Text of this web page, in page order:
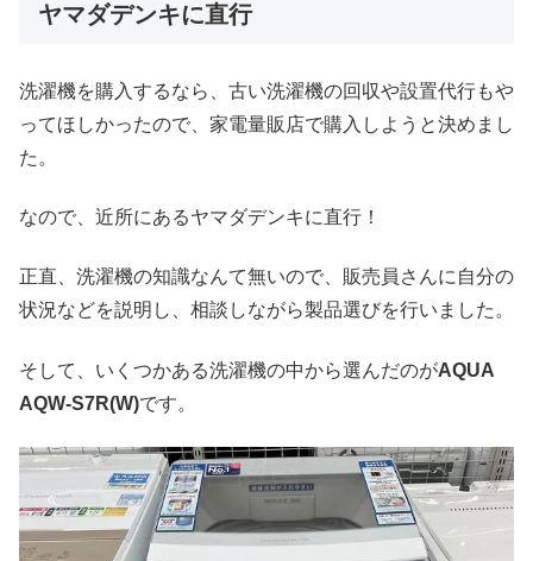
ヤマダデンキに直行
洗濯機を購入するなら、古い洗濯機の回収や設置代行もや
ってほしかったので、家電量販店で購入しようと決めまし
た。
なので、近所にあるヤマダデンキに直行！
正直、洗濯機の知識なんて無いので、販売員さんに自分の
状況などを説明し、相談しながら製品選びを行いました。
そして、いくつかある洗濯機の中から選んだのがAQUA
AQW-S7R(W)です。